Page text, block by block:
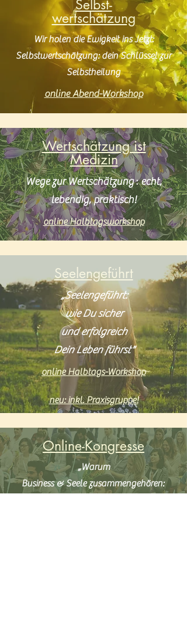
Selbst-
wertschätzung
Wir holen die Ewigkeit ins Jetzt:
Selbstwertschätzung: dein Schlüssel zur
Selbstheilung
online Abend-Workshop
Wertschätzung ist
Medizin
Wege zur Wertschätzung:echt,
lebendig, praktisch!
online Halbtagsworkshop
Seelengeführt
„Seelengeführt:
wie Du sicher
und erfolgreich
Dein Leben führst"
online Halbtags-Workshop
neu: inkl. Praxisgruppe!
Online-Kongresse
„Warum
Business & Seele zusammengehören: